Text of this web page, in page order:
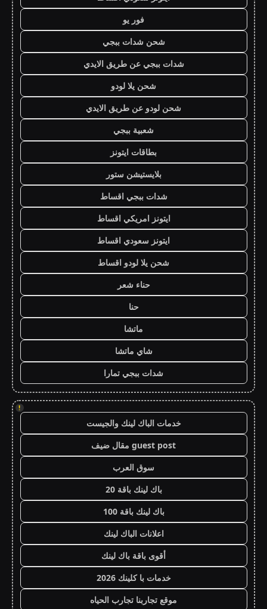
فور يو
شحن شدات ببجي
شدات ببجي عن طريق الايدي
شحن يلا لودو
شحن لودو عن طريق الايدي
شعبية ببجي
بطاقات ايتونز
بلايستيشن ستور
شدات ببجي اقساط
ايتونز امريكي اقساط
ايتونز سعودي اقساط
شحن يلا لودو اقساط
حناء شعر
حنا
ماتشا
شاي ماتشا
شدات ببجي تمارا
!
خدمات الباك لينك والجيست
guest post مقال ضيف
سوق العرب
باك لينك باقة 20
باك لينك باقة 100
اعلانات الباك لينك
أقوى باقة باك لينك
خدمات با كلينك 2026
موقع تجاربنا تجارب الحياه